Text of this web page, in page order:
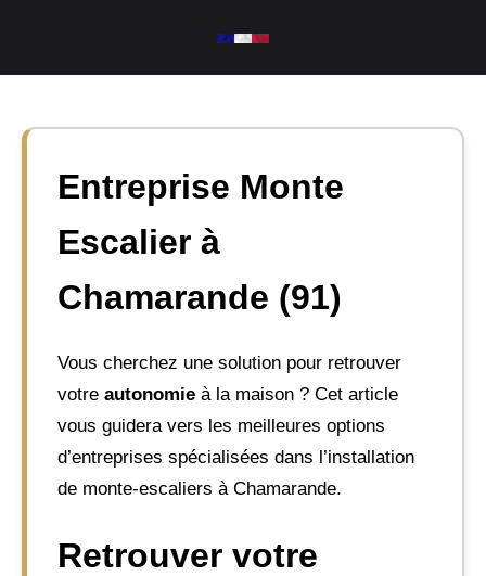
contenu
Entreprise Monte
Escalier à
Chamarande (91)
Vous cherchez une solution pour retrouver
votre autonomie à la maison ? Cet article
vous guidera vers les meilleures options
d’entreprises spécialisées dans l’installation
de monte-escaliers à Chamarande.
Retrouver votre